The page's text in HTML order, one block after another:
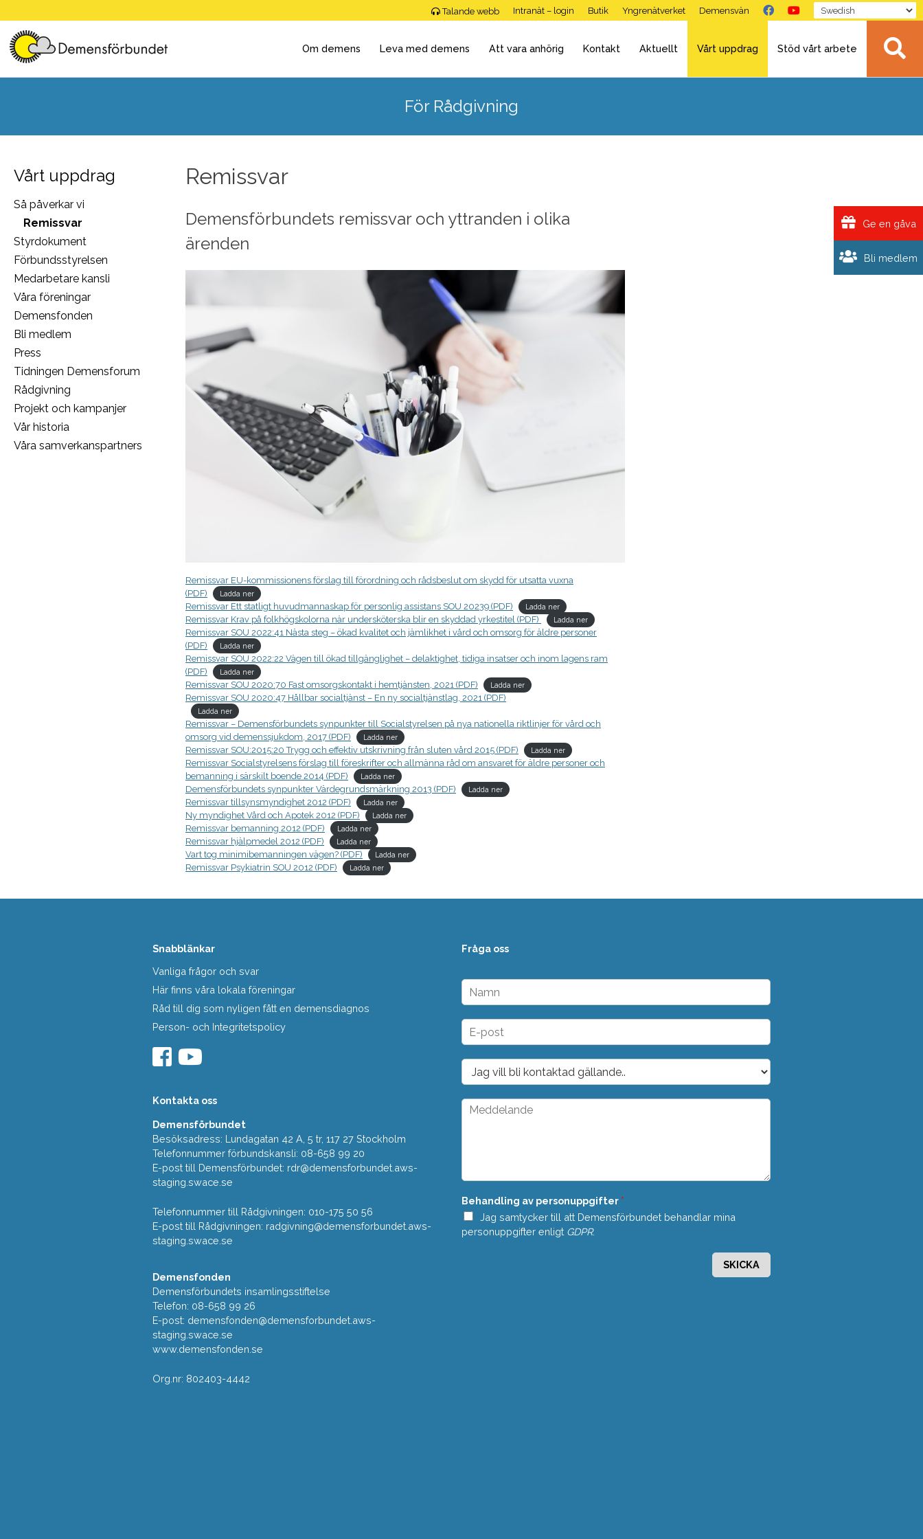
to
content
Talande webb Intranät – login Butik Yngrenätverket Demensvän
Om demens Leva med demens Att vara anhörig Kontakt Aktuellt Vårt uppdrag Stöd vårt arbete
För Rådgivning
Vårt uppdrag
Så påverkar vi
Remissvar
Styrdokument
Förbundsstyrelsen
Medarbetare kansli
Våra föreningar
Demensfonden
Bli medlem
Press
Tidningen Demensforum
Rådgivning
Projekt och kampanjer
Vår historia
Våra samverkanspartners
Remissvar
Demensförbundets remissvar och yttranden i olika
ärenden
Remissvar EU-kommissionens förslag till förordning och rådsbeslut om skydd för utsatta vuxna
(PDF)
Ladda ner
Remissvar Ett statligt huvudmannaskap för personlig assistans SOU 20239 (PDF) Ladda ner
Remissvar Krav på folkhögskolorna när undersköterska blir en skyddad yrkestitel (PDF) Ladda ner
Remissvar SOU 2022:41 Nästa steg – ökad kvalitet och jämlikhet i vård och omsorg för äldre personer
(PDF)
Ladda ner
Remissvar SOU 2022:22 Vägen till ökad tillgänglighet – delaktighet, tidiga insatser och inom lagens ram
(PDF)
Ladda ner
Remissvar SOU 2020:70 Fast omsorgskontakt i hemtjänsten, 2021 (PDF) Ladda ner
Remissvar SOU 2020:47 Hållbar socialtjänst – En ny socialtjänstlag, 2021 (PDF)
Ladda ner
Remissvar – Demensförbundets synpunkter till Socialstyrelsen på nya nationella riktlinjer för vård och
omsorg vid demenssjukdom, 2017 (PDF)
Ladda ner
Remissvar SOU:2015:20 Trygg och effektiv utskrivning från sluten vård 2015 (PDF) Ladda ner
Remissvar Socialstyrelsens förslag till föreskrifter och allmänna råd om ansvaret för äldre personer och
bemanning i särskilt boende 2014 (PDF)
Ladda ner
Demensförbundets synpunkter Värdegrundsmärkning 2013 (PDF) Ladda ner
Remissvar tillsynsmyndighet 2012 (PDF) Ladda ner
Ny myndighet Vård och Apotek 2012 (PDF) Ladda ner
Remissvar bemanning 2012 (PDF) Ladda ner
Remissvar hjälpmedel 2012 (PDF) Ladda ner
Vart tog minimibemanningen vägen? (PDF) Ladda ner
Remissvar Psykiatrin SOU 2012 (PDF) Ladda ner
Snabblänkar
Vanliga frågor och svar
Här finns våra lokala föreningar
Råd till dig som nyligen fått en demensdiagnos
Person- och Integritetspolicy
Kontakta oss
Demensförbundet
Besöksadress: Lundagatan 42 A, 5 tr, 117 27 Stockholm
Telefonnummer förbundskansli: 08-658 99 20
E-post till Demensförbundet: rdr@demensforbundet.aws-
staging.swace.se
Telefonnummer till Rådgivningen: 010-175 50 56
E-post till Rådgivningen: radgivning@demensforbundet.aws-
staging.swace.se
Demensfonden
Demensförbundets insamlingsstiftelse
Telefon: 08-658 99 26
E-post: demensfonden@demensforbundet.aws-
staging.swace.se
www.demensfonden.se
Org.nr: 802403-4442
Fråga oss
N
m
n
E
p
o
t
*
D
o
p
M
a
d
e
*
Behandling av personuppgifter *
Jag samtycker till att Demensförbundet behandlar mina
personuppgifter enligt GDPR.
SKICKA
Bli medlem
Ge en gåva